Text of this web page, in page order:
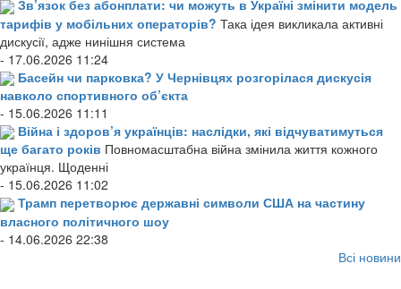
Зв’язок без абонплати: чи можуть в Україні змінити модель
тарифів у мобільних операторів? Така ідея викликала активні
дискусії, адже нинішня система
- 17.06.2026 11:24
Басейн чи парковка? У Чернівцях розгорілася дискусія
навколо спортивного об’єкта
- 15.06.2026 11:11
Війна і здоров’я українців: наслідки, які відчуватимуться
ще багато років Повномасштабна війна змінила життя кожного
українця. Щоденні
- 15.06.2026 11:02
Трамп перетворює державні символи США на частину
власного політичного шоу
- 14.06.2026 22:38
Всі новини